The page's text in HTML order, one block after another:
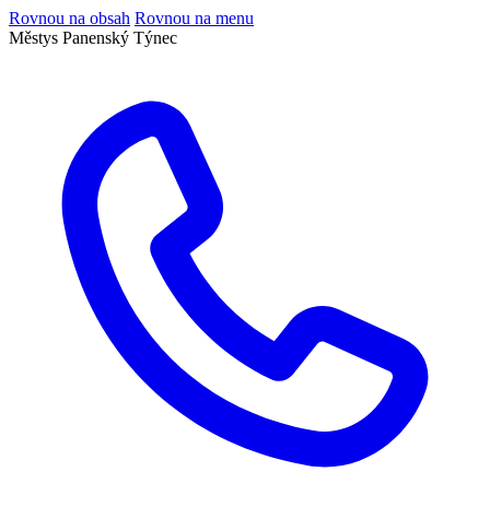
Rovnou na obsah Rovnou na menu
Městys Panenský Týnec